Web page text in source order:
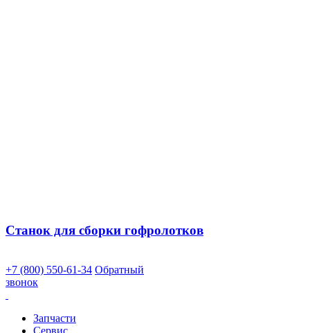
Станок для сборки гофролотков
+7 (800) 550-61-34 Обратный
звонок
Запчасти
Сервис